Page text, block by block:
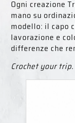
Ogni creazione
mano su
modello: il capo
lavorazione e
differenze che
Crochet your trip.